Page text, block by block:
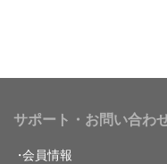
サポート・お問い合わ
会員情報